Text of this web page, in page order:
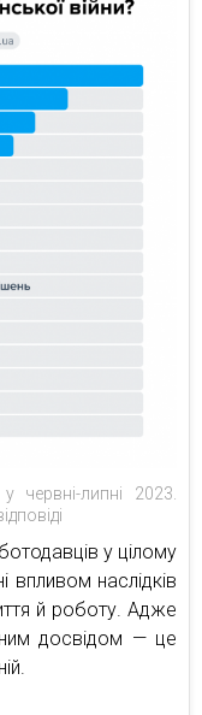
червні-липні 2023.
у цілому
впливом наслідків
й роботу. Адже
досвідом — це